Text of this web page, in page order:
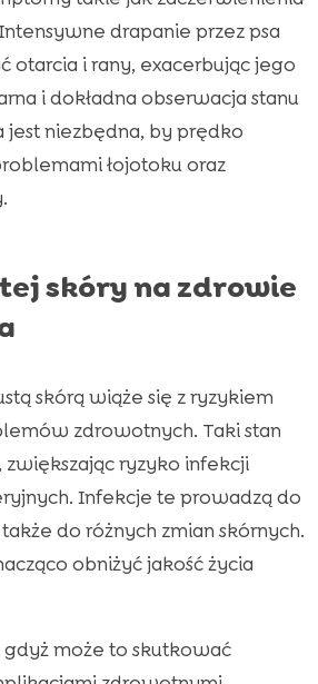
drapanie przez psa
otarcia i rany, exacerbując jego
i dokładna obserwacja stanu
jest niezbędna, by prędko
łojotoku oraz
skóry na zdrowie
skórą wiąże się z ryzykiem
zdrowotnych. Taki stan
zwiększając ryzyko infekcji
Infekcje te prowadzą do
do różnych zmian skórnych.
obniżyć jakość życia
może to skutkować